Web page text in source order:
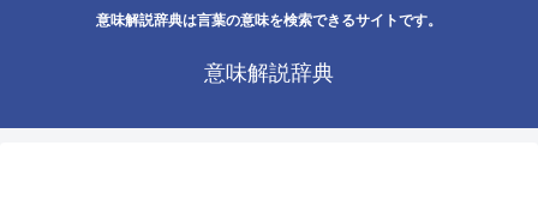
意味解説辞典は言葉の意味を検索できるサイトです。
意味解説辞典